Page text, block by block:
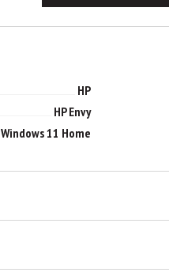
HP
HP Envy
Windows 11 Home